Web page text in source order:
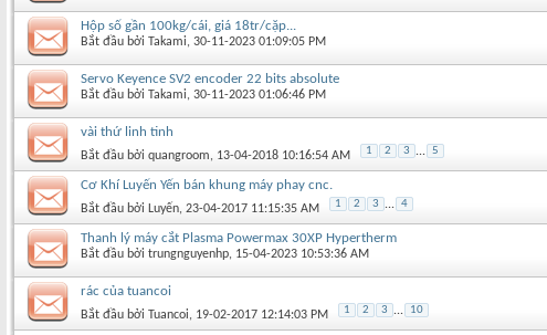
Hộp số gần 100kg/cái, giá 18tr/cặp...
Bắt đầu bởi Takami‎, 30-11-2023 01:09:05 PM
Servo Keyence SV2 encoder 22 bits absolute
Bắt đầu bởi Takami‎, 30-11-2023 01:06:46 PM
vài thứ linh tinh
Bắt đầu bởi quangroom‎, 13-04-2018 10:16:54 AM 1 2 3 ... 5
Cơ Khí Luyến Yến bán khung máy phay cnc.
Bắt đầu bởi Luyến‎, 23-04-2017 11:15:35 AM 1 2 3 ... 4
Thanh lý máy cắt Plasma Powermax 30XP Hypertherm
Bắt đầu bởi trungnguyenhp‎, 15-04-2023 10:53:36 AM
rác của tuancoi
Bắt đầu bởi Tuancoi‎, 19-02-2017 12:14:03 PM 1 2 3 ... 10